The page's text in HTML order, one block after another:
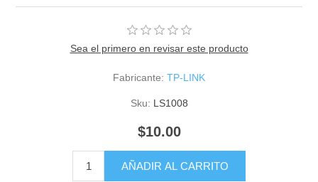
Sea el primero en revisar este producto
Fabricante: TP-LINK
Sku: LS1008
$10.00
AÑADIR AL CARRITO